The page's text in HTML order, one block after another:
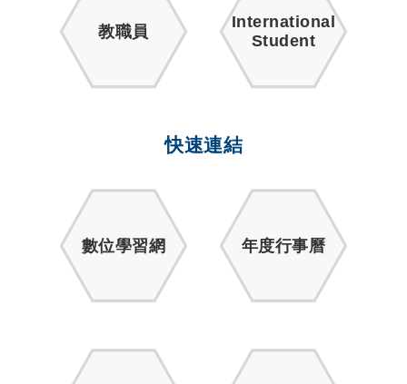
教職員
International
Student
快速連結
數位學習網 年度行事曆